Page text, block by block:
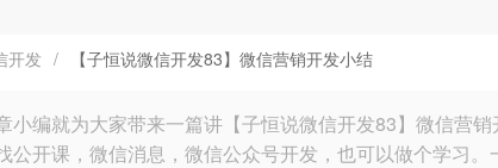
开发 / 【子恒说微信开发83】微信营销开发小结
小编就为大家带来一篇讲【子恒说微信开发83】微信营
公开课，微信消息，微信公众号开发，也可以做个学习。